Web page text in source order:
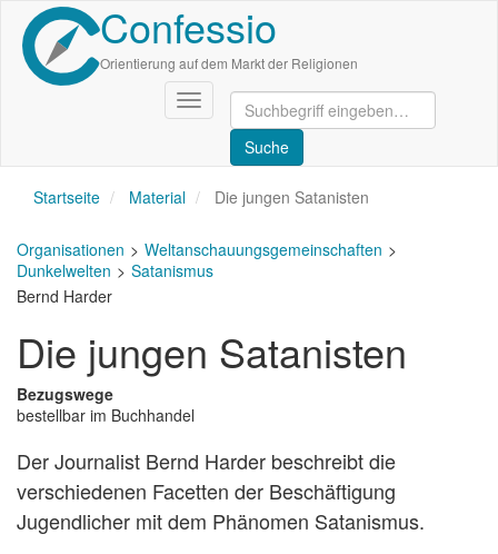
Direkt
zum
Inhalt
Confessio
Orientierung auf dem Markt der Religionen
Navigation
aktivieren/deaktivieren
Startseite Material Die jungen Satanisten
Organisationen
Weltanschauungsgemeinschaften
Dunkelwelten
Satanismus
Bernd Harder
Die jungen Satanisten
Bezugswege
bestellbar im Buchhandel
Der Journalist Bernd Harder beschreibt die
verschiedenen Facetten der Beschäftigung
Jugendlicher mit dem Phänomen Satanismus.